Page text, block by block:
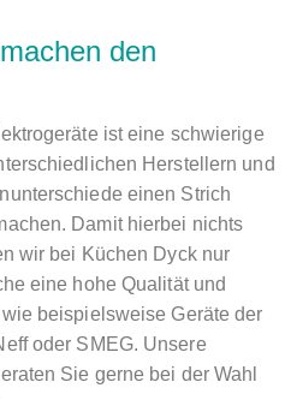
den
ist eine schwierige
Herstellern und
einen Strich
Damit hierbei nichts
wir bei Küchen Dyck nur
eine hohe Qualität und
beispielsweise Geräte der
oder SMEG. Unsere
Sie gerne bei der Wahl